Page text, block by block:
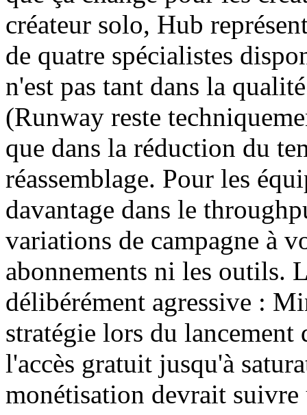
créateur solo, Hub
de quatre spécialistes
n'est pas tant dans la
(Runway reste
que dans la réduction du
réassemblage. Pour les
davantage dans le
variations de campagne à
abonnements ni les outils.
délibérément agressive :
stratégie lors du
l'accès gratuit jusqu'à
monétisation devrait